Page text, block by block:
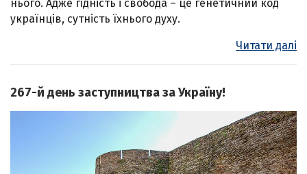
нього. Адже гідність і свобода – це генетичний код
українців, сутність їхнього духу.
Читати далі
267-й день заступництва за Україну!